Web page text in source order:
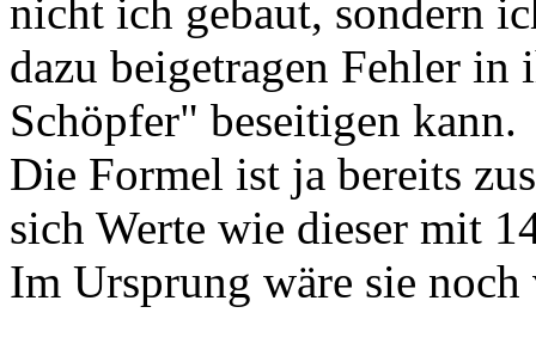
nicht ich gebaut, sondern
dazu beigetragen Fehler
Schöpfer" beseitigen kann.
Die Formel ist ja bereits
sich Werte wie dieser mit
Im Ursprung wäre sie